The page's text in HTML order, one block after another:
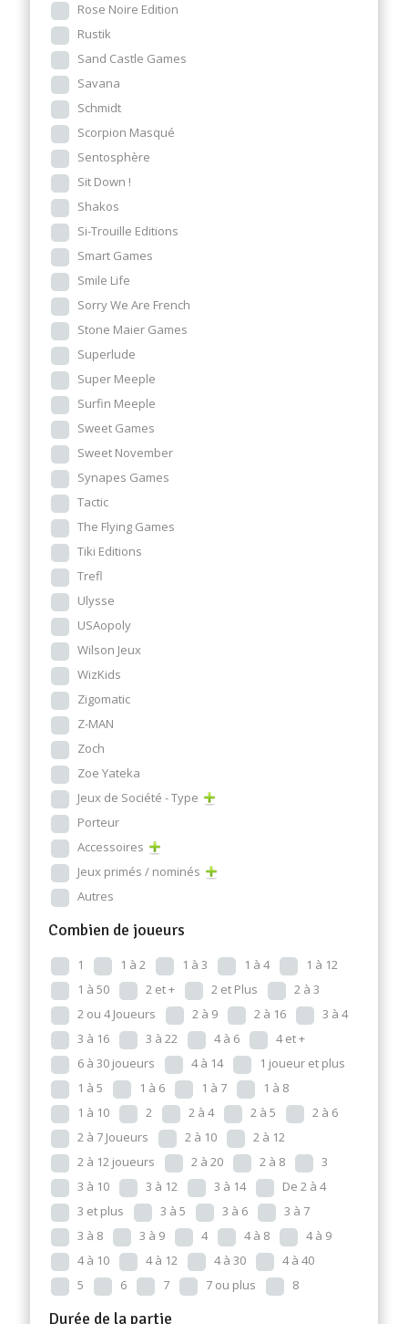
Rose Noire Edition
Rustik
Sand Castle Games
Savana
Schmidt
Scorpion Masqué
Sentosphère
Sit Down !
Shakos
Si-Trouille Editions
Smart Games
Smile Life
Sorry We Are French
Stone Maier Games
Superlude
Super Meeple
Surfin Meeple
Sweet Games
Sweet November
Synapes Games
Tactic
The Flying Games
Tiki Editions
Trefl
Ulysse
USAopoly
Wilson Jeux
WizKids
Zigomatic
Z-MAN
Zoch
Zoe Yateka
Jeux de Société - Type
Porteur
Accessoires
Jeux primés / nominés
Autres
Combien de joueurs
1 1 à 2 1 à 3 1 à 4
1 à 12
1 à 50
2 et + 2 et Plus
2 à 3
2 ou 4 Joueurs
2 à 9 2 à 16
3 à 4
3 à 16
3 à 22 4 à 6
4 et +
6 à 30 joueurs
4 à 14
1 joueur et plus
1 à 5
1 à 6 1 à 7
1 à 8
1 à 10
2 2 à 4 2 à 5
2 à 6
2 à 7 Joueurs
2 à 10
2 à 12
2 à 12 joueurs
2 à 20 2 à 8
3
3 à 10
3 à 12 3 à 14
De 2 à 4
3 et plus
3 à 5 3 à 6
3 à 7
3 à 8
3 à 9 4 4 à 8
4 à 9
4 à 10
4 à 12 4 à 30
4 à 40
5
6 7 7 ou plus 8
Durée de la partie